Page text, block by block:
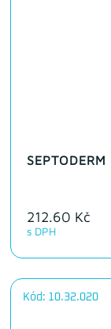
212.60 Kč
s DPH
Kód: 10.32.020